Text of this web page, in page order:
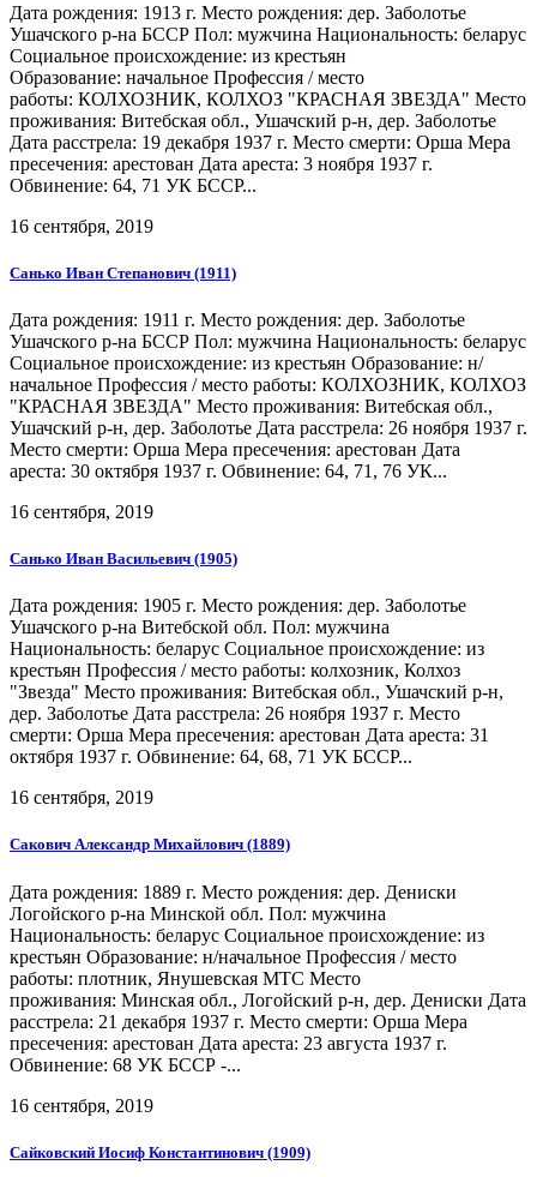
Дата рождения: 1913 г. Место рождения: дер. Заболотье
Ушачского р-на БССР Пол: мужчина Национальность: беларус
Социальное происхождение: из крестьян
Образование: начальное Профессия / место
работы: КОЛХОЗНИК, КОЛХОЗ "КРАСНАЯ ЗВЕЗДА" Место
проживания: Витебская обл., Ушачский р-н, дер. Заболотье
Дата расстрела: 19 декабря 1937 г. Место смерти: Орша Мера
пресечения: арестован Дата ареста: 3 ноября 1937 г.
Обвинение: 64, 71 УК БССР...
16 сентября, 2019
Санько Иван Степанович (1911)
Дата рождения: 1911 г. Место рождения: дер. Заболотье
Ушачского р-на БССР Пол: мужчина Национальность: беларус
Социальное происхождение: из крестьян Образование: н/
начальное Профессия / место работы: КОЛХОЗНИК, КОЛХОЗ
"КРАСНАЯ ЗВЕЗДА" Место проживания: Витебская обл.,
Ушачский р-н, дер. Заболотье Дата расстрела: 26 ноября 1937 г.
Место смерти: Орша Мера пресечения: арестован Дата
ареста: 30 октября 1937 г. Обвинение: 64, 71, 76 УК...
16 сентября, 2019
Санько Иван Васильевич (1905)
Дата рождения: 1905 г. Место рождения: дер. Заболотье
Ушачского р-на Витебской обл. Пол: мужчина
Национальность: беларус Социальное происхождение: из
крестьян Профессия / место работы: колхозник, Колхоз
"Звезда" Место проживания: Витебская обл., Ушачский р-н,
дер. Заболотье Дата расстрела: 26 ноября 1937 г. Место
смерти: Орша Мера пресечения: арестован Дата ареста: 31
октября 1937 г. Обвинение: 64, 68, 71 УК БССР...
16 сентября, 2019
Сакович Александр Михайлович (1889)
Дата рождения: 1889 г. Место рождения: дер. Дениски
Логойского р-на Минской обл. Пол: мужчина
Национальность: беларус Социальное происхождение: из
крестьян Образование: н/начальное Профессия / место
работы: плотник, Янушевская МТС Место
проживания: Минская обл., Логойский р-н, дер. Дениски Дата
расстрела: 21 декабря 1937 г. Место смерти: Орша Мера
пресечения: арестован Дата ареста: 23 августа 1937 г.
Обвинение: 68 УК БССР -...
16 сентября, 2019
Сайковский Иосиф Константинович (1909)